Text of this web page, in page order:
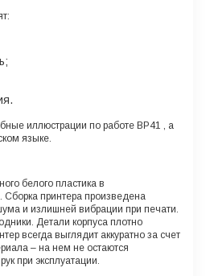
иллюстрации по работе BP41 , а
языке.
белого пластика в
принтера произведена
и излишней вибрации при печати.
Детали корпуса плотно
всегда выглядит аккуратно за счет
– на нем не остаются
при эксплуатации.